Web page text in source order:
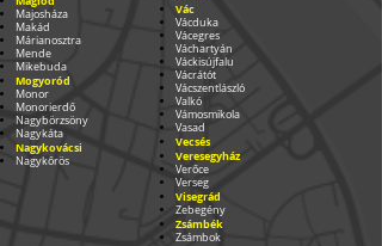
Majosháza
Makád
Márianosztra
Mende
Mikebuda
Mogyoród
Monor
Monorierdő
Nagybörzsöny
Nagykáta
Nagykovácsi
Nagykőrös
Vác
Vácduka
Vácegres
Váchartyán
Váckisújfalu
Vácrátót
Vácszentlászló
Valkó
Vámosmikola
Vasad
Vecsés
Veresegyház
Verőce
Verseg
Visegrád
Zebegény
Zsámbék
Zsámbok